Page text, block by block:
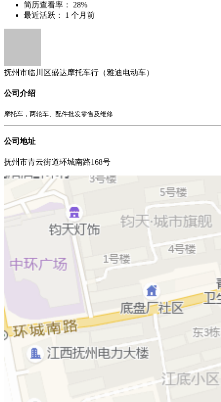
简历查看率：
28%
最近活跃：
1 个月前
抚州市临川区盛达摩托车行（雅迪电动车）
公司介绍
摩托车，两轮车、配件批发零售及维修
公司地址
抚州市青云街道环城南路168号